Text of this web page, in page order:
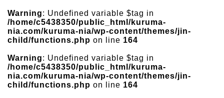
Warning: Undefined variable $tag in
/home/c5438350/public_html/kuruma-
nia.com/kuruma-nia/wp-content/themes/jin-
child/functions.php on line 164
Warning: Undefined variable $tag in
/home/c5438350/public_html/kuruma-
nia.com/kuruma-nia/wp-content/themes/jin-
child/functions.php on line 164